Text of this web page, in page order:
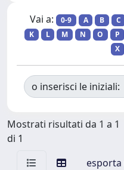
Vai a: 0-9 A B C
K
L M N O P
X
o inserisci le iniziali:
Mostrati risultati da 1 a 1
di 1